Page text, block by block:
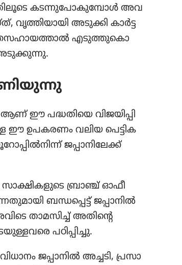
കടന്നു​പോ​കു​മ്പോൾ അവ
വൃത്തി​യാ​യി അടുക്കി കാർട്ട​
എടുത്തു​കൊ​
ഈ പദ്ധതിയെ വിജയി​പ്പി​
ഈ ഉപകരണം വലിയ പെട്ടി​ക​
ജപ്പാനി​ലേക്ക്‌
ബ്രാഞ്ച്‌ ഓഫീ​
ബന്ധപ്പെട്ട്‌ ജപ്പാനിൽ
താമസിച്ച്‌ അതിന്റെ
പഠിപ്പി​ച്ചു.
ജപ്പാനിൽ അച്ചടി, പ്രസാ​